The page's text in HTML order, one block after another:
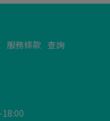
服務條款 查詢